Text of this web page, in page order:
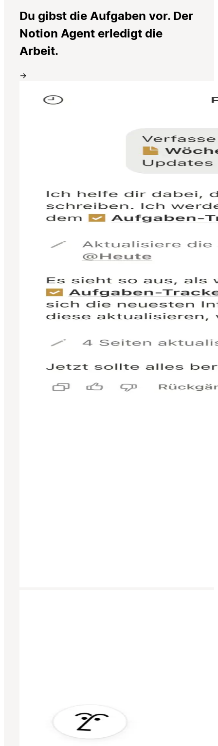
Du gibst die Aufgaben vor. Der
Notion Agent erledigt die
Arbeit.
→